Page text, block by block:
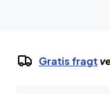
Gratis fragt